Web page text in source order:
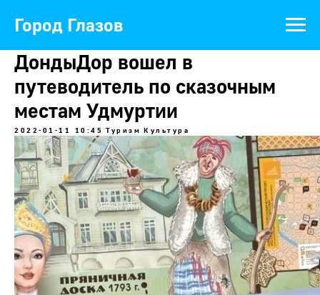
Город Глазов
ДондыДор вошел в
путеводитель по сказочным
местам Удмуртии
2022-01-11 10:45 Туризм Культура